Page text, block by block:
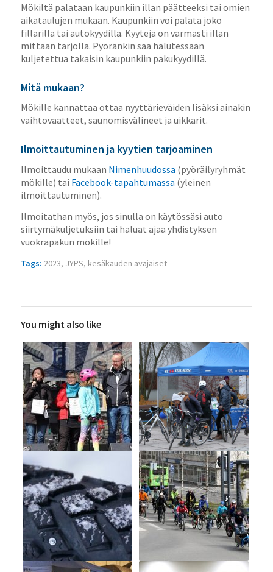
Mökiltä palataan kaupunkiin illan päätteeksi tai omien
aikataulujen mukaan. Kaupunkiin voi palata joko
fillarilla tai autokyydillä. Kyytejä on varmasti illan
mittaan tarjolla. Pyöränkin saa halutessaan
kuljetettua takaisin kaupunkiin pakukyydillä.
Mitä mukaan?
Mökille kannattaa ottaa nyyttärieväiden lisäksi ainakin
vaihtovaatteet, saunomisvälineet ja uikkarit.
Ilmoittautuminen ja kyytien tarjoaminen
Ilmoittaudu mukaan Nimenhuudossa (pyöräilyryhmät
mökille) tai Facebook-tapahtumassa (yleinen
ilmoittautuminen).
Ilmoitathan myös, jos sinulla on käytössäsi auto
siirtymäkuljetuksiin tai haluat ajaa yhdistyksen
vuokrapakun mökille!
Tags: 2023, JYPS, kesäkauden avajaiset
You might also like